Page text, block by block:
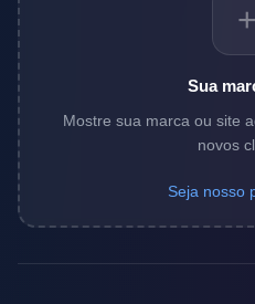
+
Sua
Mostre sua marca ou site
novos
Seja nosso